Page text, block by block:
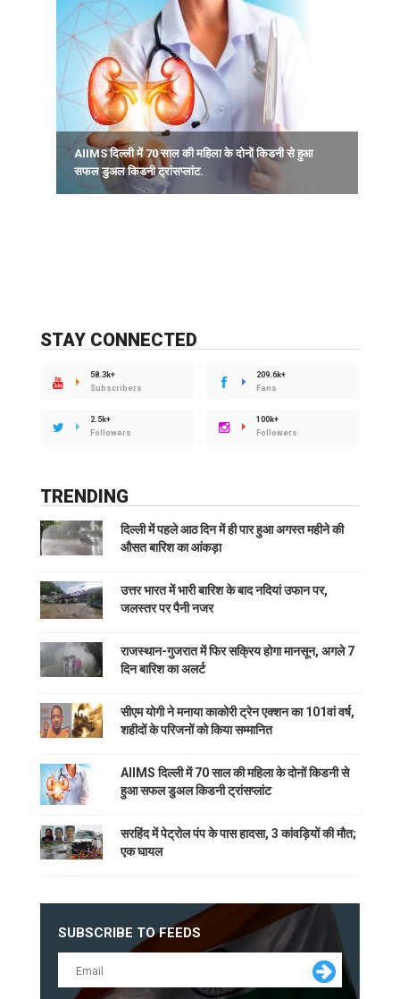
AIIMS दिल्ली में 70 साल की महिला के दोनों किडनी से हुआ
सफल डुअल किडनी ट्रांसप्लांट.
STAY CONNECTED
58.3k+
Subscribers
209.6k+
Fans
2.5k+
Followers
100k+
Followers
TRENDING
दिल्ली में पहले आठ दिन में ही पार हुआ अगस्त महीने की
औसत बारिश का आंकड़ा
उत्तर भारत में भारी बारिश के बाद नदियां उफान पर,
जलस्तर पर पैनी नजर
राजस्थान-गुजरात में फिर सक्रिय होगा मानसून, अगले 7
दिन बारिश का अलर्ट
सीएम योगी ने मनाया काकोरी ट्रेन एक्शन का 101वां वर्ष,
शहीदों के परिजनों को किया सम्मानित
AIIMS दिल्ली में 70 साल की महिला के दोनों किडनी से
हुआ सफल डुअल किडनी ट्रांसप्लांट
सरहिंद में पेट्रोल पंप के पास हादसा, 3 कांवड़ियों की मौत;
एक घायल
SUBSCRIBE TO FEEDS